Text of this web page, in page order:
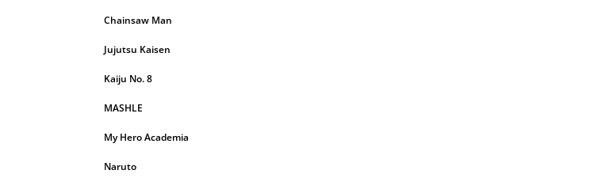
Chainsaw Man
Jujutsu Kaisen
Kaiju No. 8
MASHLE
My Hero Academia
Naruto